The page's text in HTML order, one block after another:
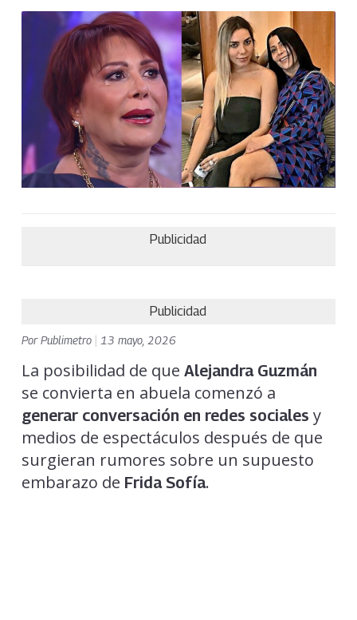
Publicidad
Publicidad
PorPublimetro 13 mayo, 2026
La posibilidad de que Alejandra Guzmán
se convierta en abuela comenzó a
generar conversación en redes sociales y
medios de espectáculos después de que
surgieran rumores sobre un supuesto
embarazo de Frida Sofía.